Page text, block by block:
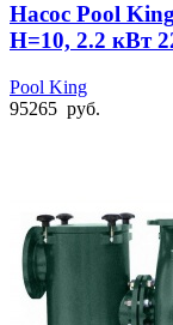
Насос Pool
Н=10, 2.2 кВт
Pool King
95265 руб.